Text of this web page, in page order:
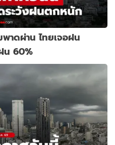
าดผ่าน ไทยเจอฝน
น 60%